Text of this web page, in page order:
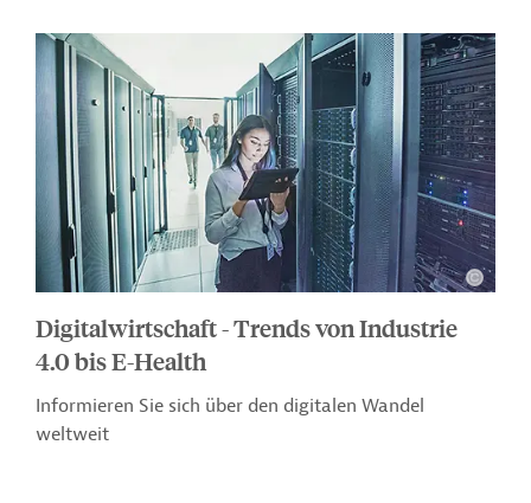
Digitalwirtschaft - Trends von Industrie
4.0 bis E-Health
Informieren Sie sich über den digitalen Wandel
weltweit